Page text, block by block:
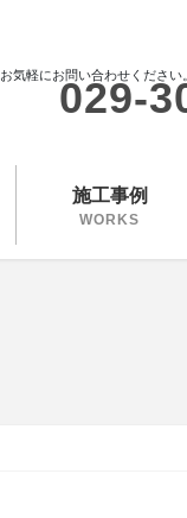
お気軽にお問い合わせください
029-
施工事例
WORKS